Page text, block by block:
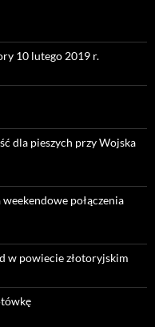
10 lutego 2019 r.
dla pieszych przy Wojska
połączenia
w powiecie złotoryjskim